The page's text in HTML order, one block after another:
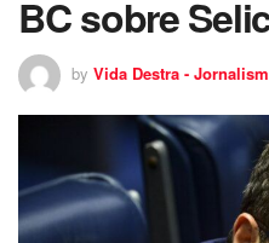
BC sobre
by Vida Destra -